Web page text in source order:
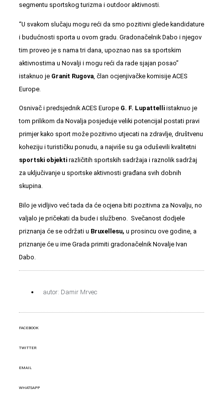
segmentu sportskog turizma i outdoor aktivnosti.
“U svakom slučaju mogu reći da smo pozitivni glede kandidature
i budućnosti sporta u ovom gradu. Gradonačelnik Dabo i njegov
tim proveo je s nama tri dana, upoznao nas sa sportskim
aktivnostima u Novalji i mogu reći da rade sjajan posao”
istaknuo je Granit Rugova , član ocjenjivačke komisije ACES
Europe.
Osnivač i predsjednik ACES Europe G. F. Lupattelli istaknuo je
tom prilikom da Novalja posjeduje veliki potencijal postati pravi
primjer kako sport može pozitivno utjecati na zdravlje, društvenu
koheziju i turističku ponudu, a najviše su ga oduševili kvalitetni
sportski objekti različitih sportskih sadržaja i raznolik sadržaj
za uključivanje u sportske aktivnosti građana svih dobnih
skupina.
Bilo je vidljivo već tada da će ocjena biti pozitivna za Novalju, no
valjalo je pričekati da bude i službeno. Svečanost dodjele
priznanja će se održati u Bruxellesu, u prosincu ove godine, a
priznanje će u ime Grada primiti gradonačelnik Novalje Ivan
Dabo.
autor: Damir Mrvec
FACEBOOK
TWITTER
EMAIL
WHATSAPP